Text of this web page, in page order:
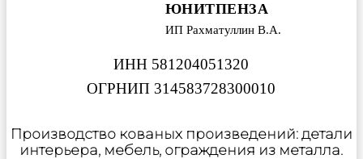
ЮНИТПЕНЗА
ИП Рахматуллин В.А.
ИНН 581204051320
ОГРНИП 314583728300010
Производство кованых произведений: детали
интерьера, мебель, ограждения из металла.